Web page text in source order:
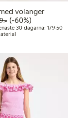
dagarna: 179,50 kr
volanger
pris: 119,50
Ordinarie pris:
60% rabatt
(-60%)
30 dagarna: 179:50